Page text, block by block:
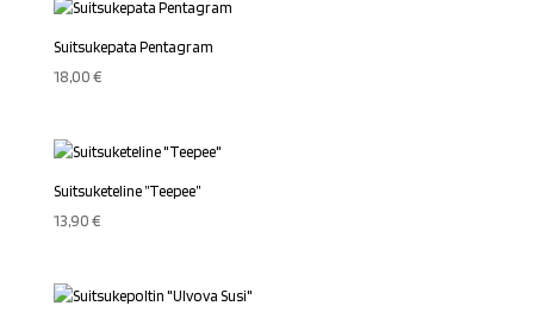
Suitsukepata Pentagram
18,00€
Suitsuketeline ”Teepee”
13,90€